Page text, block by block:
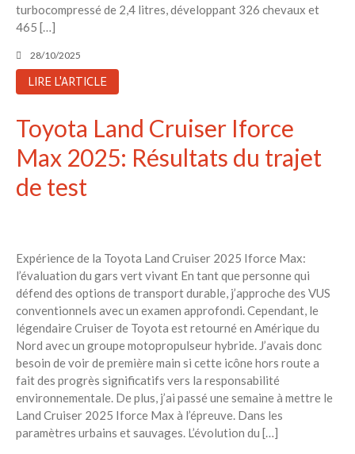
turbocompressé de 2,4 litres, développant 326 chevaux et
465 […]
28/10/2025
LIRE L'ARTICLE
Toyota Land Cruiser Iforce
Max 2025: Résultats du trajet
de test
Expérience de la Toyota Land Cruiser 2025 Iforce Max:
l’évaluation du gars vert vivant En tant que personne qui
défend des options de transport durable, j’approche des VUS
conventionnels avec un examen approfondi. Cependant, le
légendaire Cruiser de Toyota est retourné en Amérique du
Nord avec un groupe motopropulseur hybride. J’avais donc
besoin de voir de première main si cette icône hors route a
fait des progrès significatifs vers la responsabilité
environnementale. De plus, j’ai passé une semaine à mettre le
Land Cruiser 2025 Iforce Max à l’épreuve. Dans les
paramètres urbains et sauvages. L’évolution du […]